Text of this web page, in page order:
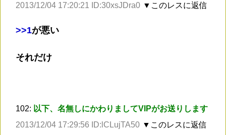
2013/12/04 17:20:21 ID:30xsJDra0 ▼このレスに返信
>>1が悪い
それだけ
102: 以下、名無しにかわりましてVIPがお送りします
2013/12/04 17:29:56 ID:lCLujTA50 ▼このレスに返信